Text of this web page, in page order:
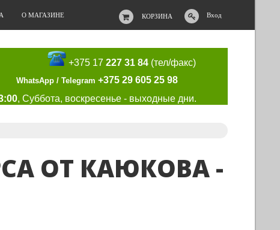
КОРЗИНА Вход
О МАГАЗИНЕ
+375 17227 31 84 (тел/факс)
WhatsApp / Telegram +375 29 605 25 98
, Суббота, воскресенье - выходные дни.
ОТ КАЮКОВА -